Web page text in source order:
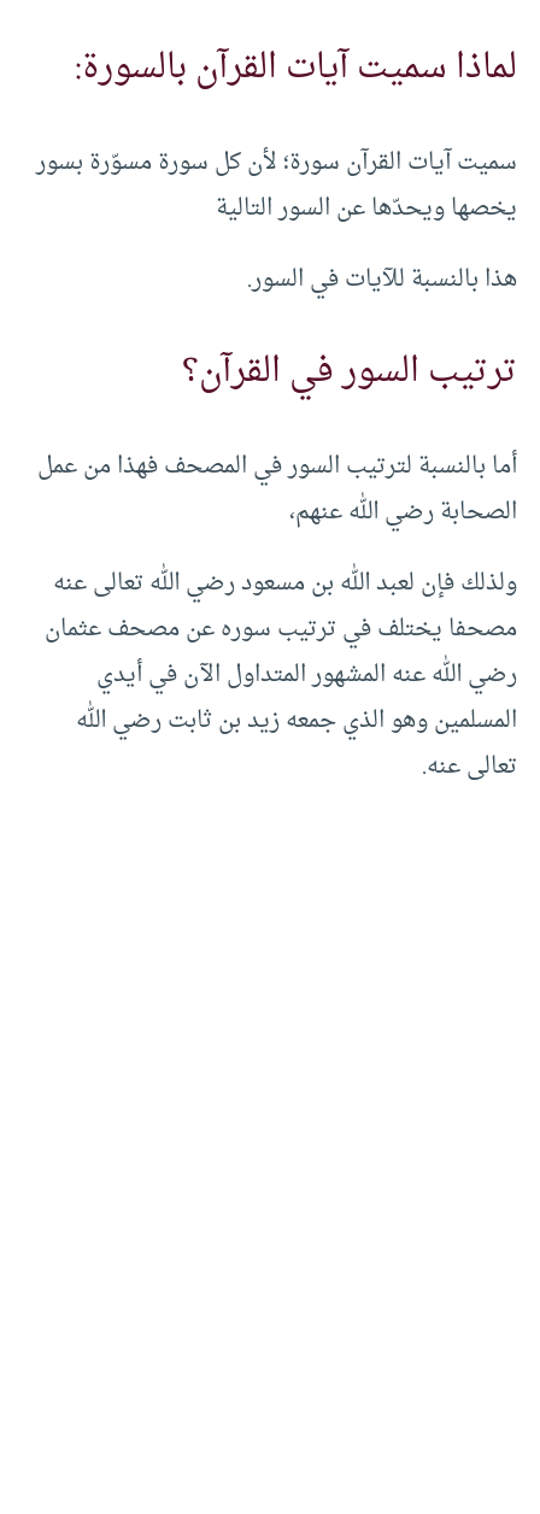
لماذا سميت آيات القرآن بالسورة:
سميت آيات القرآن سورة؛ لأن كل سورة مسوّرة بسور
يخصها ويحدّها عن السور التالية
هذا بالنسبة للآيات في السور.
ترتيب السور في القرآن؟
أما بالنسبة لترتيب السور في المصحف فهذا من عمل
الصحابة رضي الله عنهم،
ولذلك فإن لعبد الله بن مسعود رضي الله تعالى عنه
مصحفا يختلف في ترتيب سوره عن مصحف عثمان
رضي الله عنه المشهور المتداول الآن في أيدي
المسلمين وهو الذي جمعه زيد بن ثابت رضي الله
تعالى عنه.